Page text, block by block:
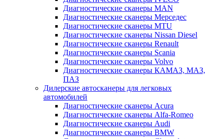
Диагностические сканеры MAN
Диагностические сканеры Мерседес
Диагностические сканеры MTU
Диагностические сканеры Nissan Diesel
Диагностические сканеры Renault
Диагностические сканеры Scania
Диагностические сканеры Volvo
Диагностические сканеры КАМАЗ, МАЗ,
ПАЗ
Дилерские автосканеры для легковых
автомобилей
Диагностические сканеры Acura
Диагностические сканеры Alfa-Romeo
Диагностические сканеры Audi
Диагностические сканеры BMW